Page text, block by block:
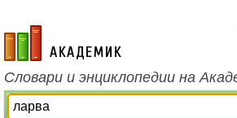
academic.ru
Словари и энциклопедии на